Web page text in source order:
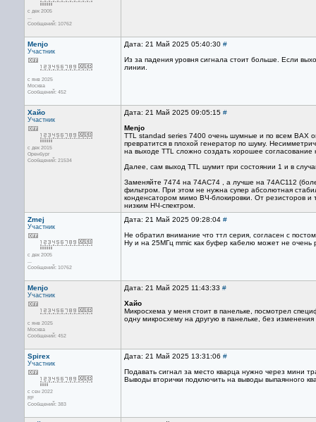
с дек 2005
...
Сообщений: 10762
Menjo
Участник
с янв 2025
Москва
Сообщений: 452
Дата: 21 Май 2025 05:40:30 #
Из за падения уровня сигнала стоит больше. Если
линии.
Хайо
Участник
с дек 2015
Оренбург
Сообщений: 21534
Дата: 21 Май 2025 09:05:15 #
Menjo
TTL standad series 7400 очень шумные и по всем ВАХ
превратится в плохой генератор по шуму.
на выходе TTL сложно создать хорошее согласование
Далее, сам выход TTL шумит при состоянии 1 и в
Заменяйте 7474 на 74АС74 , а лучше на 74АС112
фильтром. При этом не нужна супер абсолютная
конденсатором мимо ВЧ-блокировки. От резисторов
низким НЧ-спектром.
Zmej
Участник
с дек 2005
...
Сообщений: 10762
Дата: 21 Май 2025 09:28:04 #
Не обратил внимание что ттл серия, согласен с
Ну и на 25МГц mmic как буфер кабелю может не очень
Menjo
Участник
с янв 2025
Москва
Сообщений: 452
Дата: 21 Май 2025 11:43:33 #
Хайо
Микросхема у меня стоит в панельке, посмотрел
одну микросхему на другую в панельке, без
Spirex
Участник
с сен 2022
RF
Сообщений: 383
Дата: 21 Май 2025 13:31:06 #
Подавать сигнал за место кварца нужно через мини
Выводы вторички подключить на выводы выпаянного